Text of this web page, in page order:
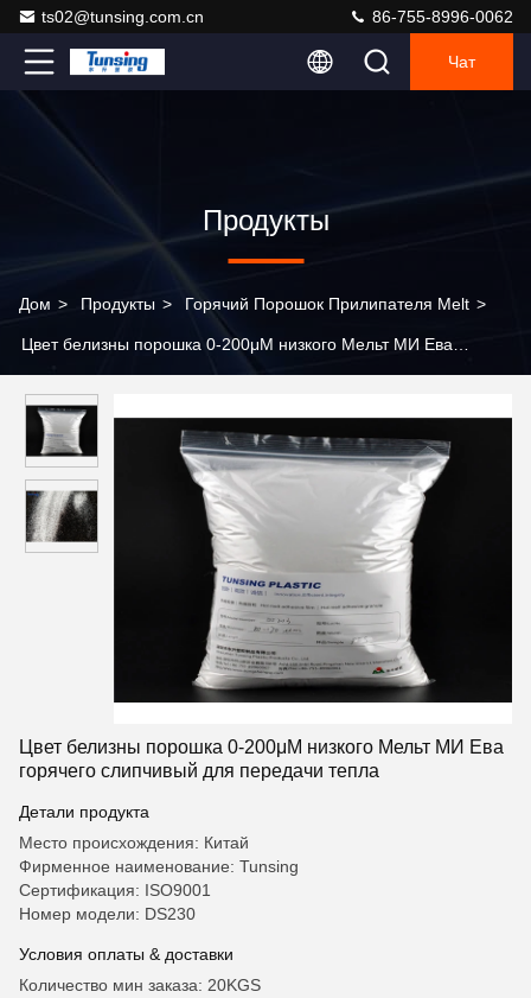
ts02@tunsing.com.cn 86-755-8996-0062
Чат
Продукты
Дом > Продукты > Горячий Порошок Прилипателя Melt >
Цвет белизны порошка 0-200μМ низкого Мельт МИ Ева
Цвет белизны порошка 0-200μМ низкого Мельт МИ Ева
горячего слипчивый для передачи тепла
Детали продукта
Место происхождения: Китай
Фирменное наименование: Tunsing
Сертификация: ISO9001
Номер модели: DS230
Условия оплаты & доставки
Количество мин заказа: 20KGS